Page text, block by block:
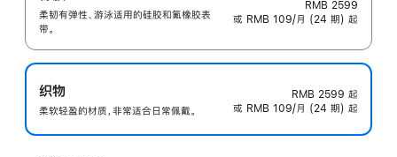
柔韧有弹性、游泳适用的硅胶和氟橡胶表
带。
RMB 2599
或 RMB 109/月 (24 期) 起
织物
柔软轻盈的材质，非常适合日常佩戴。
RMB 2599 起
或 RMB 109/月 (24 期) 起